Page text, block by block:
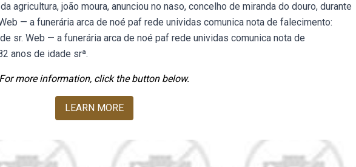
agricultura, joão moura, anunciou no naso, concelho de miranda do douro, durante
— a funerária arca de noé paf rede unividas comunica nota de falecimento:
sr. Web — a funerária arca de noé paf rede unividas comunica nota de
anos de idade srª.
For more information, click the button below.
LEARN MORE